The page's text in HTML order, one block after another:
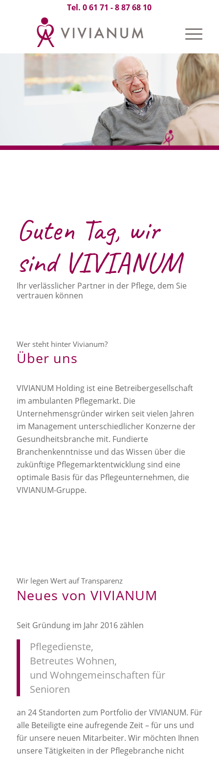
Tel. 0 61 71 - 8 87 68 10
Guten Tag, wir
sind VIVIANUM
Ihr verlässlicher Partner in der Pflege, dem Sie
vertrauen können
Wer steht hinter Vivianum?
Über uns
VIVIANUM Holding ist eine Betreibergesellschaft
im ambulanten Pflegemarkt. Die
Unternehmensgründer wirken seit vielen Jahren
im Management unterschiedlicher Konzerne der
Gesundheitsbranche mit. Fundierte
Branchenkenntnisse und das Wissen über die
zukünftige Pflegemarktentwicklung sind eine
optimale Basis für das Pflegeunternehmen, die
VIVIANUM-Gruppe.
Wir legen Wert auf Transparenz
Neues von VIVIANUM
Seit Gründung im Jahr 2016 zählen
Pflegedienste,
Betreutes Wohnen,
und Wohngemeinschaften für
Senioren
an 24 Standorten zum Portfolio der VIVIANUM. Für
alle Beteiligte eine aufregende Zeit – für uns und
für unsere neuen Mitarbeiter. Wir möchten Ihnen
unsere Tätigkeiten in der Pflegebranche nicht